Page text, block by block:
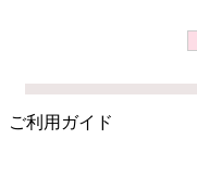
ご利用ガイド